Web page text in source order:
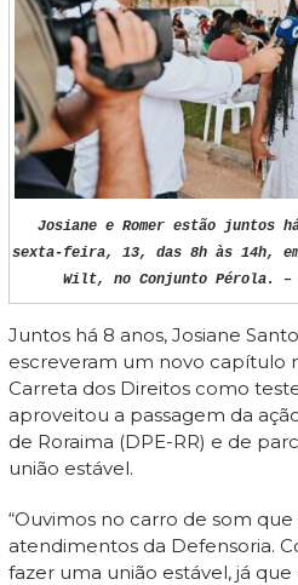
Josiane e Romer estão juntos
sexta-feira, 13, das 8h às 14h,
Wilt, no Conjunto Pérola. –
Juntos há 8 anos, Josiane
escreveram um novo capítulo
Carreta dos Direitos como
aproveitou a passagem da
de Roraima (DPE-RR) e de
união estável.
“Ouvimos no carro de som
atendimentos da Defensoria.
fazer uma união estável, já